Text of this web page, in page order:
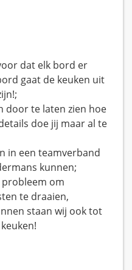
dat elk bord er
gaat de keuken uit
door te laten zien hoe
doe jij maar al te
in een teamverband
kunnen;
om
te draaien,
staan wij ook tot